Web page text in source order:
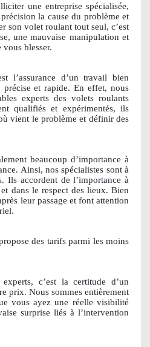
une entreprise spécialisée,
la cause du problème et
son volet roulant tout seul, c’est
une mauvaise manipulation et
vous blesser.
l’assurance d’un travail bien
précise et rapide. En effet, nous
experts des volets roulants
qualifiés et expérimentés, ils
vient le problème et définir des
beaucoup d’importance à
Ainsi, nos spécialistes sont à
Ils accordent de l’importance à
dans le respect des lieux. Bien
leur passage et font attention
des tarifs parmi les moins
c’est la certitude d’un
prix. Nous sommes entièrement
vous ayez une réelle visibilité
surprise liés à l’intervention